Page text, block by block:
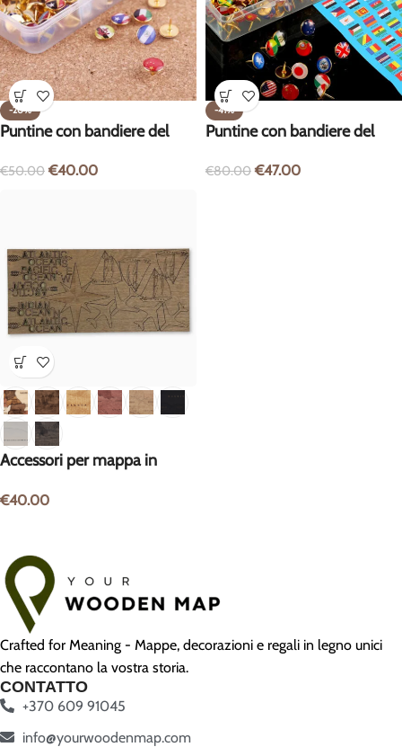
-20%
Puntine con bandiere del
€50.00 €40.00
-41%
Puntine con bandiere del
€80.00 €47.00
Accessori per mappa in
€40.00
Crafted for Meaning - Mappe, decorazioni e regali in legno unici
che raccontano la vostra storia.
CONTATTO
+370 609 91045
info@yourwoodenmap.com